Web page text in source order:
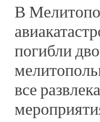
В
погибли
все